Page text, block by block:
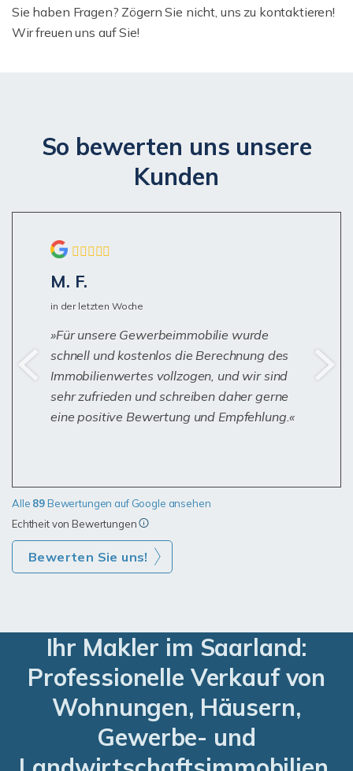
Sie haben Fragen? Zögern Sie nicht, uns zu kontaktieren!
Wir freuen uns auf Sie!
So bewerten uns unsere
Kunden
M. F.
in der letzten Woche
Für unsere Gewerbeimmobilie wurde
schnell und kostenlos die Berechnung des
Immobilienwertes vollzogen, und wir sind
sehr zufrieden und schreiben daher gerne
eine positive Bewertung und Empfehlung.
Alle 89 Bewertungen auf Google ansehen
Echtheit von Bewertungen
Bewerten Sie uns!
Ihr Makler im Saarland:
Professionelle Verkauf von
Wohnungen, Häusern,
Gewerbe- und